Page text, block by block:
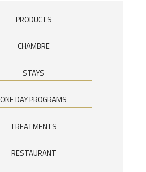
PRODUCTS
CHAMBRE
STAYS
ONE DAY PROGRAMS
TREATMENTS
RESTAURANT